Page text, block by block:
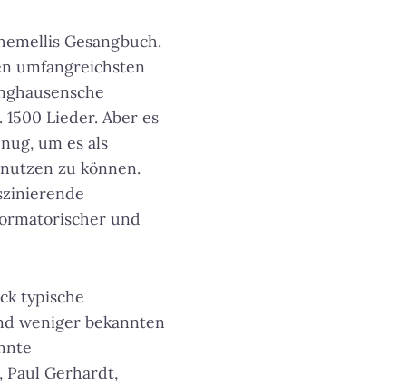
Gesangbuch.
umfangreichsten
Lieder. Aber es
um es als
zu können.
und
typische
weniger bekannten
Paul Gerhardt,